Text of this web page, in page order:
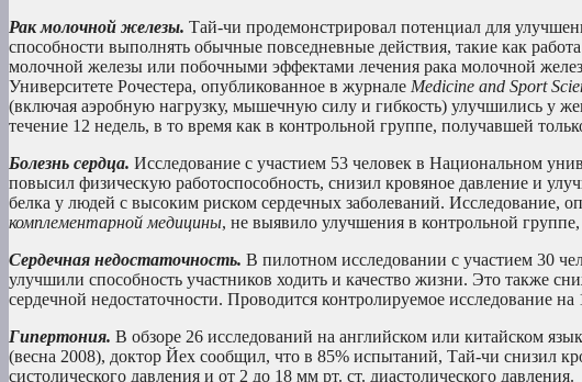
Рак молочной железы. Тай-чи продемонстрировал потенциал для
способности выполнять обычные повседневные действия, такие как
молочной железы или побочными эффектами лечения рака молочной
Университете Рочестера, опубликованное в журнале Medicine and Sport
(включая аэробную нагрузку, мышечную силу и гибкость) улучшились у
течение 12 недель, в то время как в контрольной группе, получавшей
Болезнь сердца. Исследование с участием 53 человек в Национальном
повысил физическую работоспособность, снизил кровяное давление и
белка у людей с высоким риском сердечных заболеваний. Исследование,
комплементарной медицины, не выявило улучшения в контрольной
Сердечная недостаточность. В пилотном исследовании с участием 30
улучшили способность участников ходить и качество жизни. Это также
сердечной недостаточности. Проводится контролируемое исследование на
Гипертония. В обзоре 26 исследований на английском или китайском
(весна 2008), доктор Йех сообщил, что в 85% испытаний, Tай-чи снизил
систолического давления и от 2 до 18 мм рт. ст. диастолического давления.